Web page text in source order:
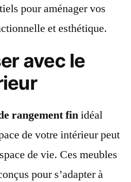
pour aménager vos
et esthétique.
avec le
rangement finidéal
de votre intérieur peut
de vie. Ces meubles
pour s’adapter à